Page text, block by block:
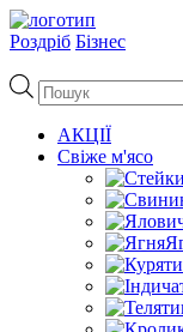
Роздріб Бізнес
Пошук
товарів
АКЦІЇ
Свіже м'ясо